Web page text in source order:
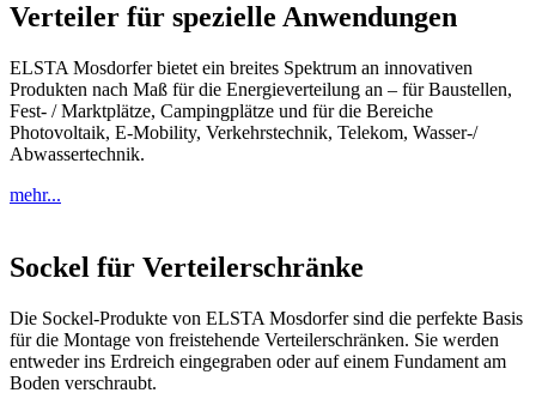
Verteiler für spezielle Anwendungen
ELSTA Mosdorfer bietet ein breites Spektrum an innovativen
Produkten nach Maß für die Energieverteilung an – für Baustellen,
Fest- / Marktplätze, Campingplätze und für die Bereiche
Photovoltaik, E-Mobility, Verkehrstechnik, Telekom, Wasser-/
Abwassertechnik.
mehr...
Sockel für Verteilerschränke
Die Sockel-Produkte von ELSTA Mosdorfer sind die perfekte Basis
für die Montage von freistehende Verteilerschränken. Sie werden
entweder ins Erdreich eingegraben oder auf einem Fundament am
Boden verschraubt.